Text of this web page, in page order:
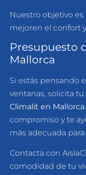
Nuestro objetivo
mejoren el confort
Presupuesto
Mallorca
Si estás pensando
ventanas, solicita
Climalit en Mallorca
compromiso y te
más adecuada
Contacta con
comodidad de tu